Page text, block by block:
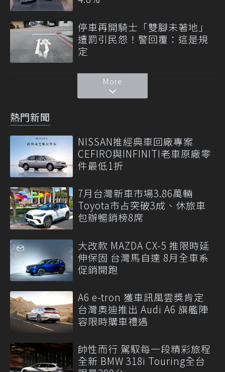
停車再開騎士「雙腳未著地」
遭罰引民怨！警回覆：這是規
定
More
熱門新聞
NISSAN推經典車回廠專案
CEFIRO與INFINITI老車原廠零
件最低1折
7月台灣新車市場3.86萬輛
Toyota市占突破3成、休旅車
包辦暢銷榜8席
大改款 MAZDA CX-5 推限時延
伸保固 台灣馬自達 8月全車系
促銷開跑
A6 e-tron 獲車訊風雲獎肯定
台灣奧迪推出 Audi A6 旗艦陣
容限時購車禮遇
帥性而行 駕馭每一段精彩旅程
全新 BMW 318i Touring全台